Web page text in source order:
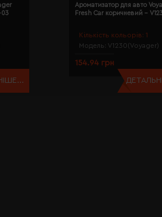
03
Кількість кольорів: 1
Модель: V1230(Voyager)
Ароматизатор для авто
Fresh Car коричневий -
154.94 грн